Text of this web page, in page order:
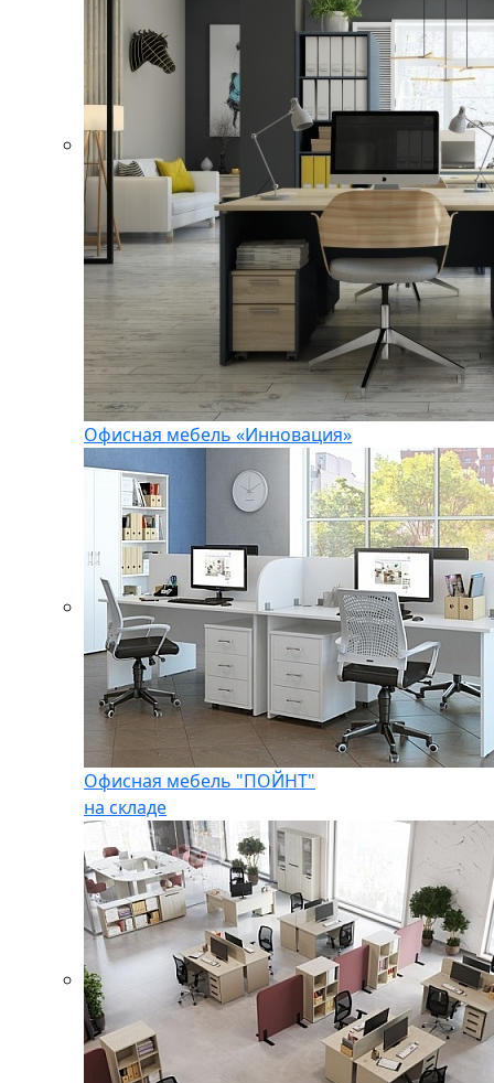
Офисная мебель «Инновация»
Офисная мебель "ПОЙНТ"
на складе